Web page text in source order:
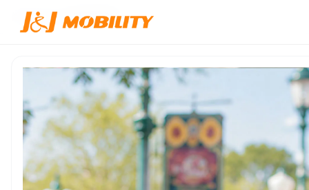
首页 产品中心 /JJW-600321